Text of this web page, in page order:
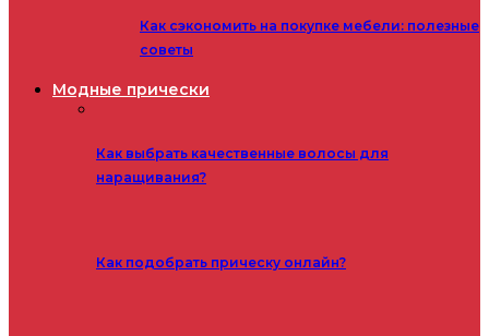
Как сэкономить на покупке мебели: полезные
советы
Модные прически
Как выбрать качественные волосы для
наращивания?
Как подобрать прическу онлайн?